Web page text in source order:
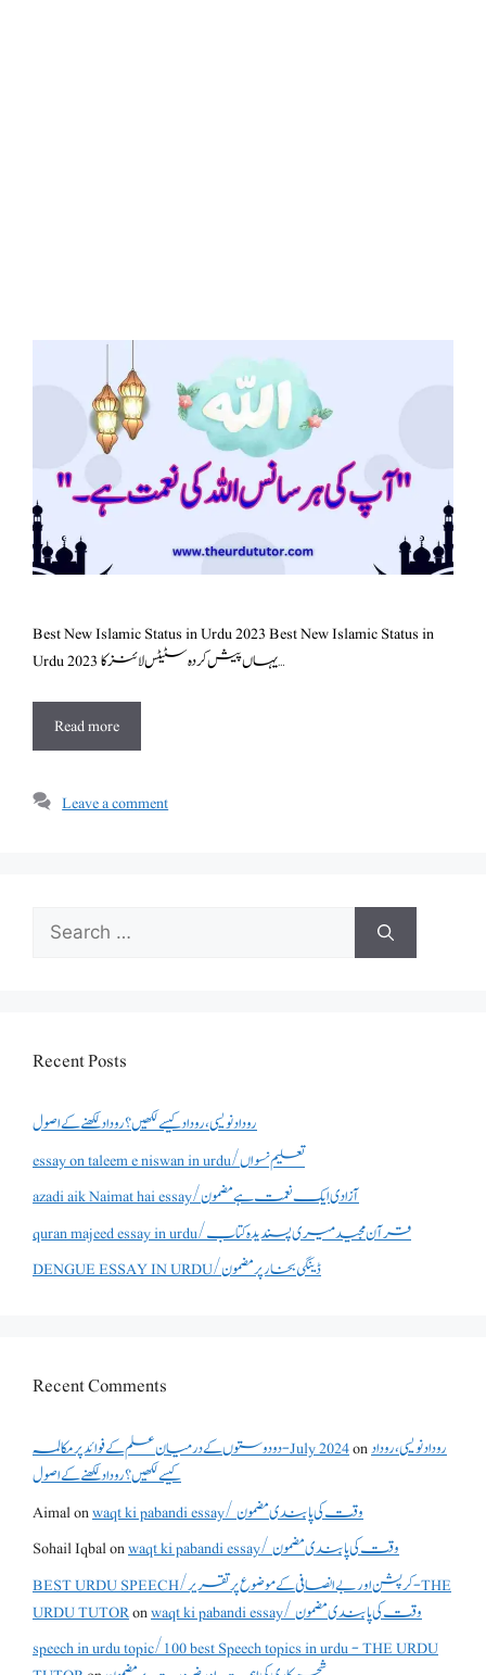
Best New Islamic Status in Urdu 2023 Best New Islamic Status in
Urdu 2023 یہاں پیش کردہ سٹیٹس لائنز کا …
Read more
Leave a comment
Search
for:
Recent Posts
روداد نویسی ،روداد کیسے لکھیں؟ روداد لکھنے کے اصول
essay on taleem e niswan in urdu/تعلیم نسواں
azadi aik Naimat hai essay/آزادی ایک نعمت ہے مضمون
quran majeed essay in urdu/قرآن مجید میری پسندیدہ کتاب
DENGUE ESSAY IN URDU/ڈینگی بخار پر مضمون
Recent Comments
دو دوستوں کے درمیان علم کے فوائد پر مکالمہ - July 2024onروداد نویسی ،روداد
کیسے لکھیں؟ روداد لکھنے کے اصول
Aimalon
waqt ki pabandi essay/ وقت کی پابندی مضمون
Sohail Iqbalon
waqt ki pabandi essay/ وقت کی پابندی مضمون
BEST URDU SPEECH/کرپشن اور بے انصافی کے موضوع پر تقریر - THE
URDU TUTORon
waqt ki pabandi essay/ وقت کی پابندی مضمون
speech in urdu topic/100 best Speech topics in urdu - THE URDU